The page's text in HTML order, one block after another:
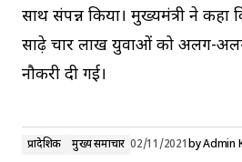
साथ संपन्न किया। मुख्यमंत्री ने कहा
साढ़े चार लाख युवाओं को अलग-अलग
नौकरी दी गई।
प्रादेशिक मुख्य समाचार 02/11/2021byAdmin